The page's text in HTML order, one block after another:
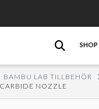
SHOP
BAMBU LAB TILLBEHÖR
NOZZLE